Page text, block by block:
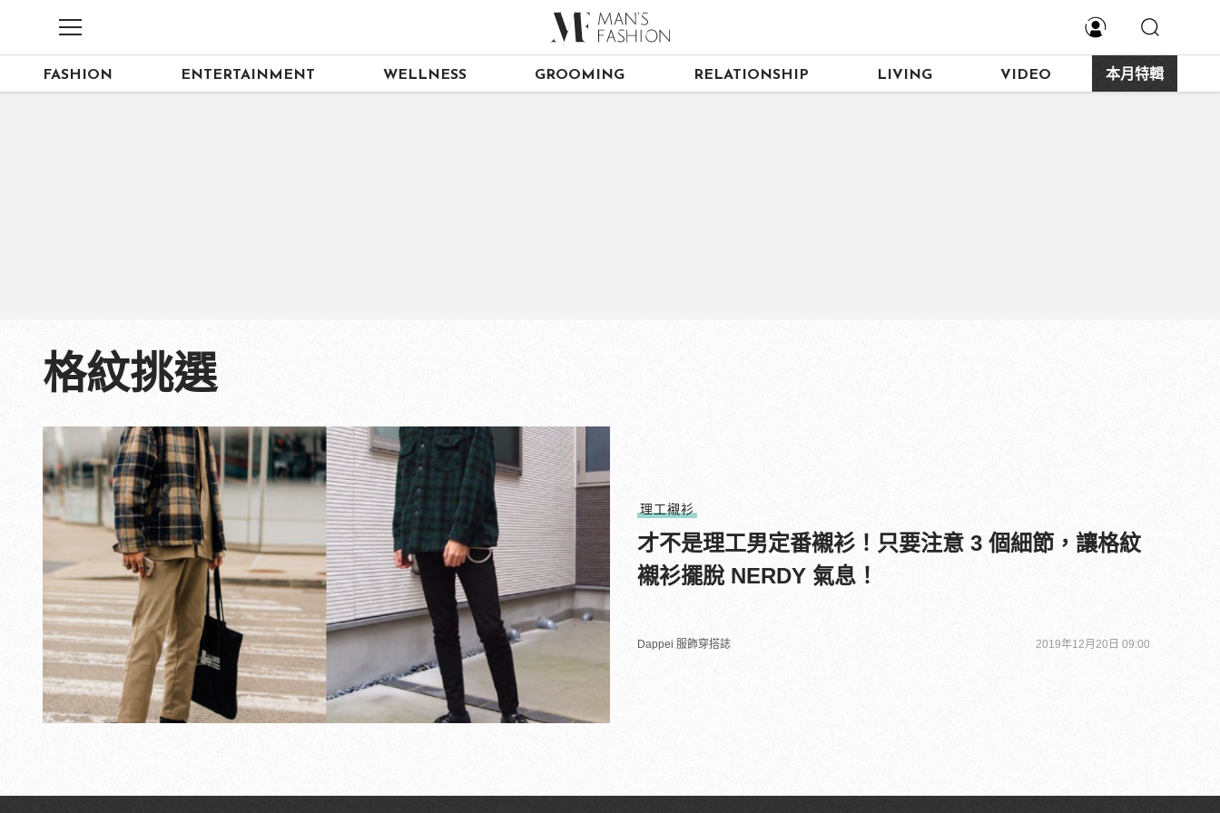
FASHION ENTERTAINMENT WELLNESS GROOMING RELATIONSHIP LIVING VIDEO 本月特輯
格紋挑選
理工襯衫
才不是理工男定番襯衫！只要注意 3 個細節，讓格紋
襯衫擺脫 NERDY 氣息！
Dappei 服飾穿搭誌 2019年12月20日 09:00